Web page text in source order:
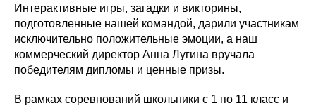
Интерактивные игры, загадки и викторины,
подготовленные нашей командой, дарили участникам
исключительно положительные эмоции, а наш
коммерческий директор Анна Лугина вручала
победителям дипломы и ценные призы.
В рамках соревнований школьники с 1 по 11 класс и